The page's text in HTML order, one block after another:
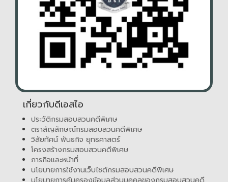
เกี่ยวกับดีเอสไอ
ประวัติกรมสอบสวนคดีพิเศษ
ตราสัญลักษณ์กรมสอบสวนคดีพิเศษ
วิสัยทัศน์ พันธกิจ ยุทธศาสตร์
โครงสร้างกรมสอบสวนคดีพิเศษ
ภารกิจและหน้าที่
นโยบายการใช้งานเว็บไซต์กรมสอบสวนคดีพิเศษ